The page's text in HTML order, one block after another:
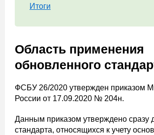
Итоги
Область применения
обновленного
ФСБУ 26/2020 утвержден приказом
России от 17.09.2020 № 204н.
Данным приказом утверждено сразу
стандарта, относящихся к учету